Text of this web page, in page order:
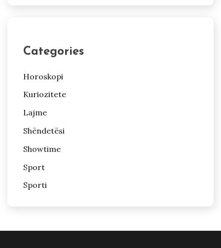
Categories
Horoskopi
Kuriozitete
Lajme
Shëndetësi
Showtime
Sport
Sporti